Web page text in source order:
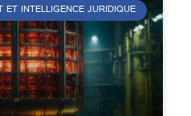
ET INTELLIGENCE JURIDIQUE